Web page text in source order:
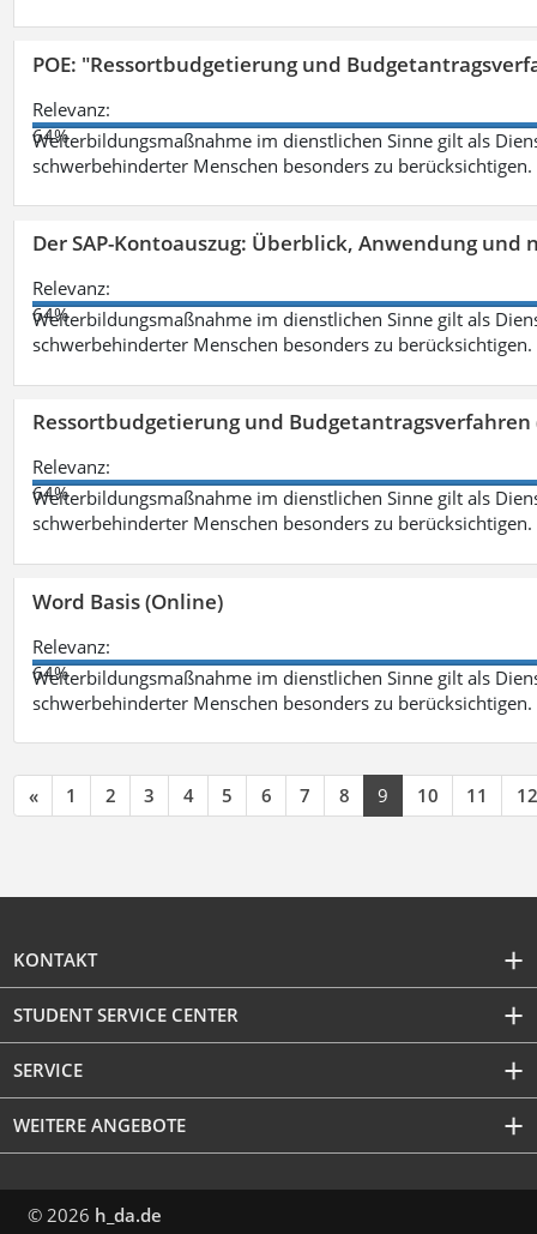
POE: "Ressortbudgetierung und
Relevanz:
64%
Weiterbildungsmaßnahme im dienstlichen Sinne gilt als
schwerbehinderter Menschen besonders zu berücksichtigen.
Der SAP-Kontoauszug: Überblick, Anwendung
Relevanz:
64%
Weiterbildungsmaßnahme im dienstlichen Sinne gilt als
schwerbehinderter Menschen besonders zu berücksichtigen.
Ressortbudgetierung und Budgetantragsverfahren
Relevanz:
64%
Weiterbildungsmaßnahme im dienstlichen Sinne gilt als
schwerbehinderter Menschen besonders zu berücksichtigen.
Word Basis (Online)
Relevanz:
64%
Weiterbildungsmaßnahme im dienstlichen Sinne gilt als
schwerbehinderter Menschen besonders zu berücksichtigen.
« 1 2 3 4 5 6 7 8 9 10 11 12
KONTAKT
STUDENT SERVICE CENTER
SERVICE
WEITERE ANGEBOTE
© 2026 h_da.de